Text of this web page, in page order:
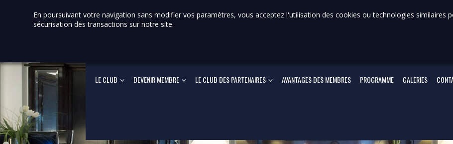
LE CLUB DEVENIR MEMBRE LE CLUB DES PARTENAIRES AVANTAGES DES MEMBRES PROGRAMME GALERIES
En poursuivant votre navigation sans modifier vos paramètres, vous acceptez l'utilisation des cookies ou technologies similaires
sécurisation des transactions sur notre site.